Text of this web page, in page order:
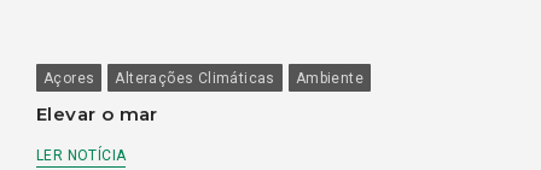
Açores Alterações Climáticas Ambiente
Elevar o mar
LER NOTÍCIA